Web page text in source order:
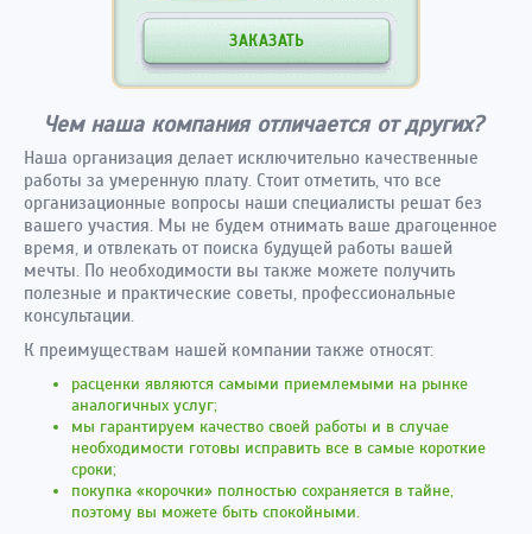
ЗАКАЗАТЬ
Чем наша компания отличается от других?
Наша организация делает исключительно качественные
работы за умеренную плату. Стоит отметить, что все
организационные вопросы наши специалисты решат без
вашего участия. Мы не будем отнимать ваше драгоценное
время, и отвлекать от поиска будущей работы вашей
мечты. По необходимости вы также можете получить
полезные и практические советы, профессиональные
консультации.
К преимуществам нашей компании также относят:
расценки являются самыми приемлемыми на рынке
аналогичных услуг;
мы гарантируем качество своей работы и в случае
необходимости готовы исправить все в самые короткие
сроки;
покупка «корочки» полностью сохраняется в тайне,
поэтому вы можете быть спокойными.